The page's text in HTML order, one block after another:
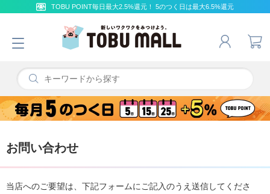
TOBU POINT毎日最大2.5%還元！ 5のつく日は最大6.5%還元
お問い合わせ
当店へのご要望は、下記フォームにご記入のうえ送信してくださ